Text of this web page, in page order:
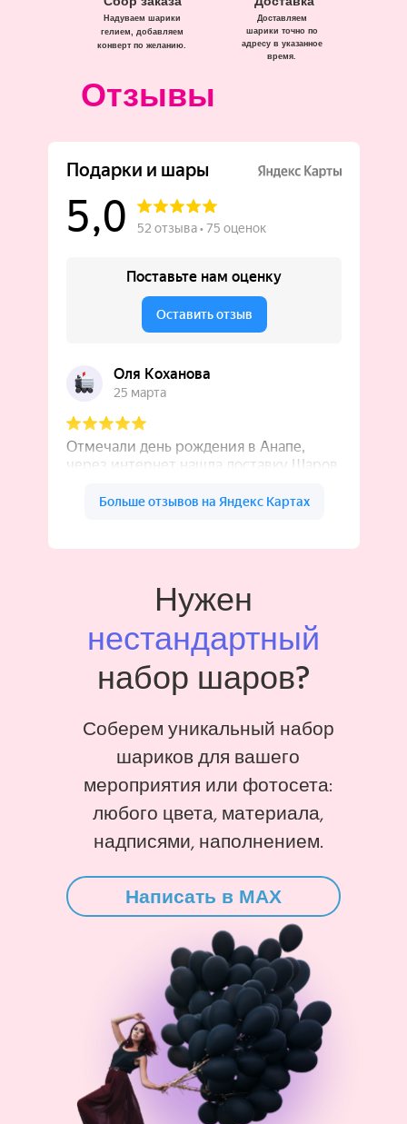
Доставляем
шарики точно по
адресу в указанное
время.
Надуваем шарики
гелием, добавляем
конверт по желанию.
Отзывы
Нужен
нестандартный
набор шаров?
Соберем уникальный набор
шариков для вашего
мероприятия или фотосета:
любого цвета, материала,
надписями, наполнением.
Написать в MAX